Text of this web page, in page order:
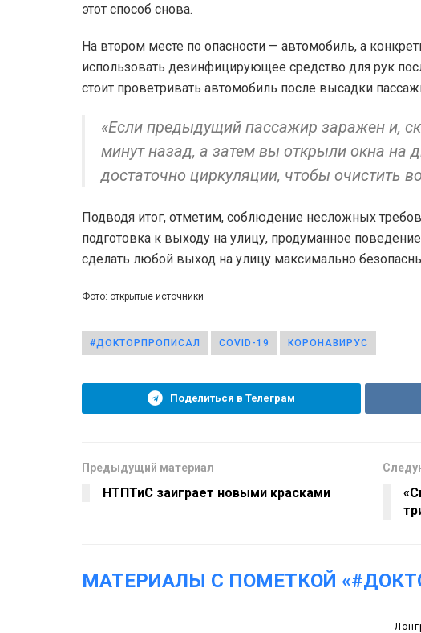
этот способ снова.
На втором месте по опасности — автомобиль, а
использовать дезинфицирующее средство для рук
стоит проветривать автомобиль после высадки
«Если предыдущий пассажир заражен и,
минут назад, а затем вы открыли окна на
достаточно циркуляции, чтобы очистить
Подводя итог, отметим, соблюдение несложных
подготовка к выходу на улицу, продуманное
сделать любой выход на улицу максимально
Фото: открытые источники
#ДОКТОРПРОПИСАЛ COVID-19 КОРОНАВИРУС
Поделиться в Телеграм
Предыдущий материал
НТПТиС заиграет новыми красками
МАТЕРИАЛЫ С ПОМЕТКОЙ